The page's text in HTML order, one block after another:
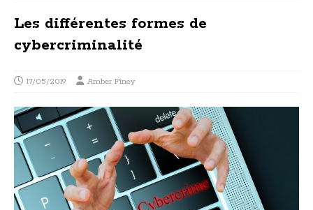
Les différentes formes de
cybercriminalité
17/05/2019 Amber Finey